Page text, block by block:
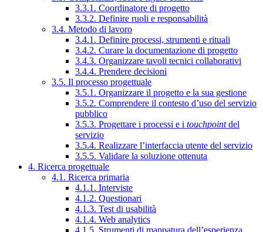
3.3.1. Coordinatore di progetto
3.3.2. Definire ruoli e responsabilità
3.4. Metodo di lavoro
3.4.1. Definire processi, strumenti e rituali
3.4.2. Curare la documentazione di progetto
3.4.3. Organizzare tavoli tecnici collaborativi
3.4.4. Prendere decisioni
3.5. Il processo progettuale
3.5.1. Organizzare il progetto e la sua gestione
3.5.2. Comprendere il contesto d’uso del servizio
pubblico
3.5.3. Progettare i processi e i touchpointdel
servizio
3.5.4. Realizzare l’interfaccia utente del servizio
3.5.5. Validare la soluzione ottenuta
4. Ricerca progettuale
4.1. Ricerca primaria
4.1.1. Interviste
4.1.2. Questionari
4.1.3. Test di usabilità
4.1.4. Web analytics
4.1.5. Strumenti di mappatura dell’esperienza